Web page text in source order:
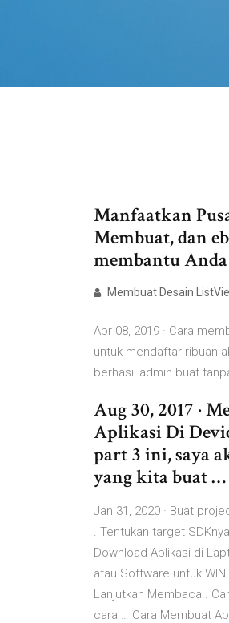
Manfaatkan
Membuat, dan
membantu Anda
Membuat Desain
Apr 08, 2019 · Cara
untuk mendaftar ribuan
berhasil admin buat
Aug 30, 2017 ·
Aplikasi Di
part 3 ini, saya
yang kita buat …
Jan 31, 2020 · Buat
. Tentukan target
Download Aplikasi di
atau Software untuk
Lanjutkan Membaca..
cara … Cara Membuat